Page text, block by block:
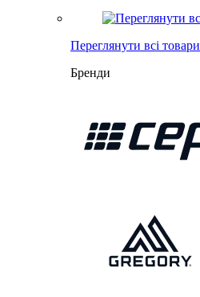
Переглянути всі товари
Бренди